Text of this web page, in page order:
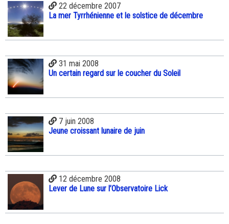
22 décembre 2007
La mer Tyrrhénienne et le solstice de décembre
31 mai 2008
Un certain regard sur le coucher du Soleil
7 juin 2008
Jeune croissant lunaire de juin
12 décembre 2008
Lever de Lune sur l’Observatoire Lick